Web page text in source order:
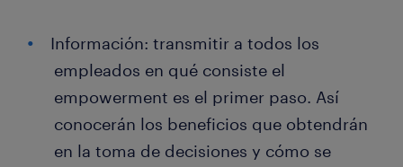
Información: transmitir a todos los
empleados en qué consiste el
empowerment es el primer paso. Así
conocerán los beneficios que obtendrán
en la toma de decisiones y cómo se